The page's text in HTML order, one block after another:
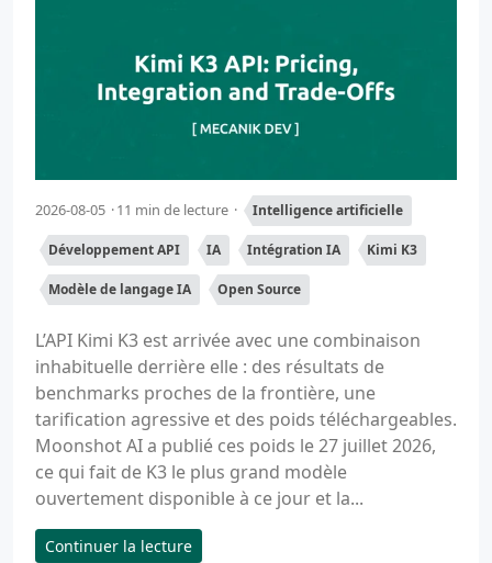
2026-08-05 11 min de lecture Intelligence artificielle
Développement API IA Intégration IA Kimi K3
Modèle de langage IA Open Source
L’API Kimi K3 est arrivée avec une combinaison
inhabituelle derrière elle : des résultats de
benchmarks proches de la frontière, une
tarification agressive et des poids téléchargeables.
Moonshot AI a publié ces poids le 27 juillet 2026,
ce qui fait de K3 le plus grand modèle
ouvertement disponible à ce jour et la...
Continuer la lecture